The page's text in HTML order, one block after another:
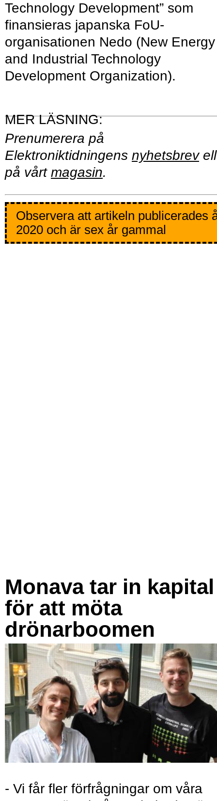
Technology Development” som
finansieras japanska FoU-
organisationen Nedo (New Energy
and Industrial Technology
Development Organization).
Prenumerera på
Elektroniktidningens nyhetsbrev
på vårt magasin.
Observera att artikeln publicerades
2020 och är sex år gammal
Monava tar in kapital
för att möta
drönarboomen
- Vi får fler förfrågningar om våra